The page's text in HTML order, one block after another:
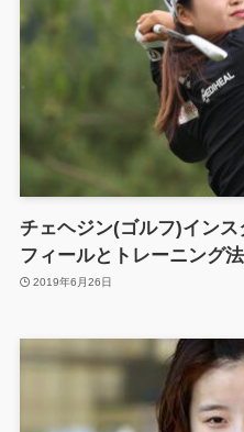
チェヘジン(ゴルフ)イン
フィールとトレーニング法
2019年6月26日